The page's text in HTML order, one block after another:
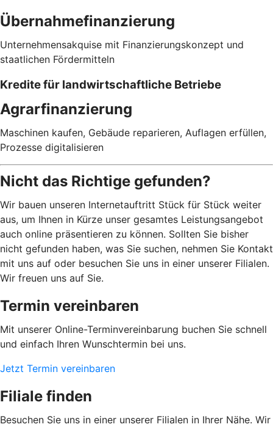
Übernahmefinanzierung
Unternehmensakquise mit Finanzierungskonzept und
staatlichen Fördermitteln
Kredite für landwirtschaftliche Betriebe
Agrarfinanzierung
Maschinen kaufen, Gebäude reparieren, Auflagen erfüllen,
Prozesse digitalisieren
Nicht das Richtige gefunden?
Wir bauen unseren Internetauftritt Stück für Stück weiter
aus, um Ihnen in Kürze unser gesamtes Leistungsangebot
auch online präsentieren zu können. Sollten Sie bisher
nicht gefunden haben, was Sie suchen, nehmen Sie Kontakt
mit uns auf oder besuchen Sie uns in einer unserer Filialen.
Wir freuen uns auf Sie.
Termin vereinbaren
Mit unserer Online-Terminvereinbarung buchen Sie schnell
und einfach Ihren Wunschtermin bei uns.
Jetzt Termin vereinbaren
Filiale finden
Besuchen Sie uns in einer unserer Filialen in Ihrer Nähe. Wir